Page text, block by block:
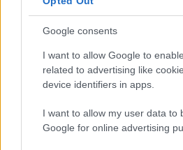
Google consents
I want to allow Google to
related to advertising like
device identifiers in apps.
I want to allow my user data to
Google for online advertising
ben új kernel, és egy halom új
kapott. A disztró ezen túl
Ubuntu frissítéseit is, persze
tesztelés után.
Lenyúlták Jacko hagyatékát
A Sonybeismerte , hogy egy
támadók hozzáfértek a